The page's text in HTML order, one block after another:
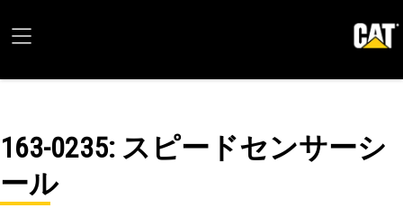
163-0235: スピードセンサーシ
ール